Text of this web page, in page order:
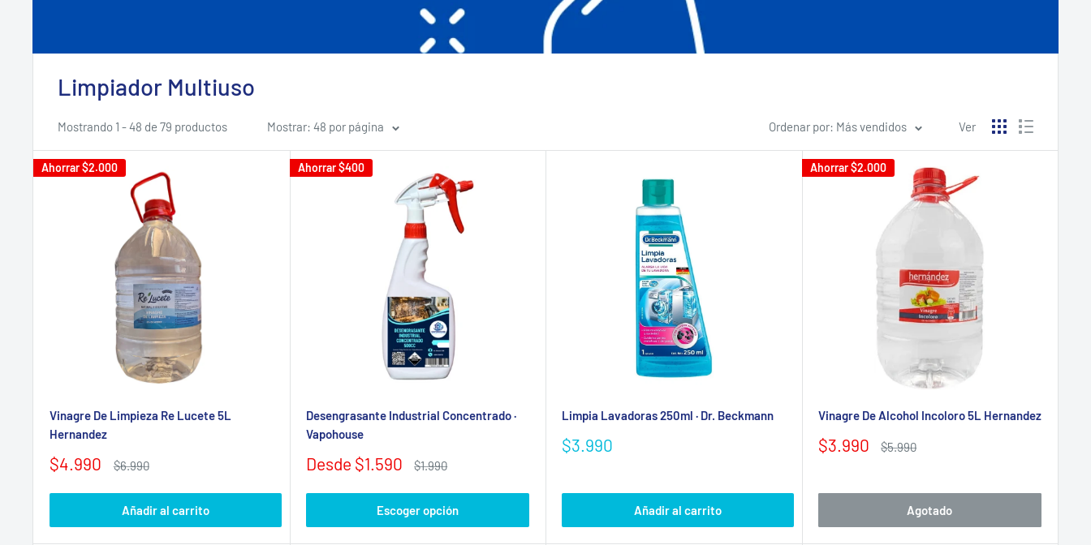
Limpiador Multiuso
Mostrando 1 - 48 de 79 productos Mostrar: 48 por página Ordenar por: Más vendidos Ver
Ahorrar$2.000
Vinagre De Limpieza Re Lucete 5L
Hernandez
Precio
venta
$4.990
Precio
$6.990
Añadir al carrito
Ahorrar$400
Desengrasante Industrial Concentrado ·
Vapohouse
Precio
venta
Desde $1.590
Precio
$1.990
Escoger opción
Limpia Lavadoras 250ml · Dr. Beckmann
Precio
$3.990
Añadir al carrito
Ahorrar$2.000
Vinagre De Alcohol Incoloro 5L Hernandez
Precio
$3.990
Precio
$5.990
Agotado